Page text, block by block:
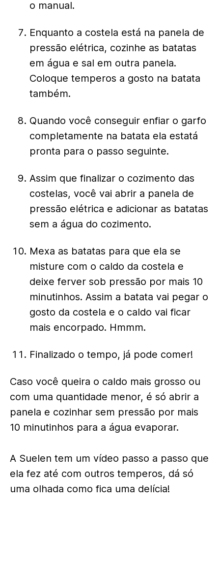
o manual.
Enquanto a costela está na panela de
pressão elétrica, cozinhe as batatas
em água e sal em outra panela.
Coloque temperos a gosto na batata
também.
Quando você conseguir enfiar o garfo
completamente na batata ela estatá
pronta para o passo seguinte.
Assim que finalizar o cozimento das
costelas, você vai abrir a panela de
pressão elétrica e adicionar as batatas
sem a água do cozimento.
Mexa as batatas para que ela se
misture com o caldo da costela e
deixe ferver sob pressão por mais 10
minutinhos. Assim a batata vai pegar o
gosto da costela e o caldo vai ficar
mais encorpado. Hmmm.
Finalizado o tempo, já pode comer!
Caso você queira o caldo mais grosso ou
com uma quantidade menor, é só abrir a
panela e cozinhar sem pressão por mais
10 minutinhos para a água evaporar.
A Suelen tem um vídeo passo a passo que
ela fez até com outros temperos, dá só
uma olhada como fica uma delícia!